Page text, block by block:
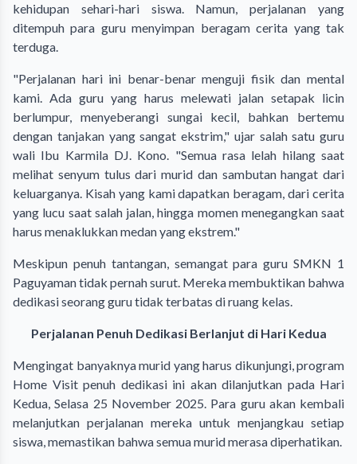
kehidupan sehari-hari siswa. Namun, perjalanan yang
ditempuh para guru menyimpan beragam cerita yang tak
terduga.
​"Perjalanan hari ini benar-benar menguji fisik dan mental
kami. Ada guru yang harus melewati jalan setapak licin
berlumpur, menyeberangi sungai kecil, bahkan bertemu
dengan tanjakan yang sangat ekstrim," ujar salah satu guru
wali Ibu Karmila DJ. Kono. "Semua rasa lelah hilang saat
melihat senyum tulus dari murid dan sambutan hangat dari
keluarganya. Kisah yang kami dapatkan beragam, dari cerita
yang lucu saat salah jalan, hingga momen menegangkan saat
harus menaklukkan medan yang ekstrem."
​Meskipun penuh tantangan, semangat para guru SMKN 1
Paguyaman tidak pernah surut. Mereka membuktikan bahwa
dedikasi seorang guru tidak terbatas di ruang kelas.
Perjalanan Penuh Dedikasi Berlanjut di Hari Kedua
​Mengingat banyaknya murid yang harus dikunjungi, program
Home Visit penuh dedikasi ini akan dilanjutkan pada Hari
Kedua, Selasa 25 November 2025. Para guru akan kembali
melanjutkan perjalanan mereka untuk menjangkau setiap
siswa, memastikan bahwa semua murid merasa diperhatikan.